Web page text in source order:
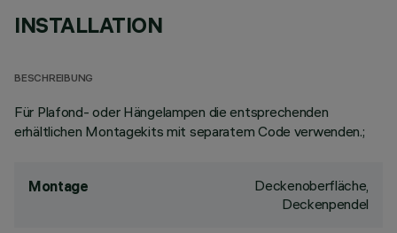
INSTALLATION
BESCHREIBUNG
Für Plafond- oder Hängelampen die entsprechenden
erhältlichen Montagekits mit separatem Code verwenden.;
Montage
Deckenoberfläche,
Deckenpendel